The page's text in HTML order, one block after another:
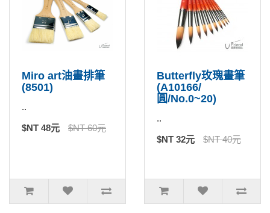
Miro art油畫排筆
(8501)
..
$NT 48元 $NT 60元
Butterfly玫瑰畫筆
(A10166/
圓/No.0~20)
..
$NT 32元 $NT 40元